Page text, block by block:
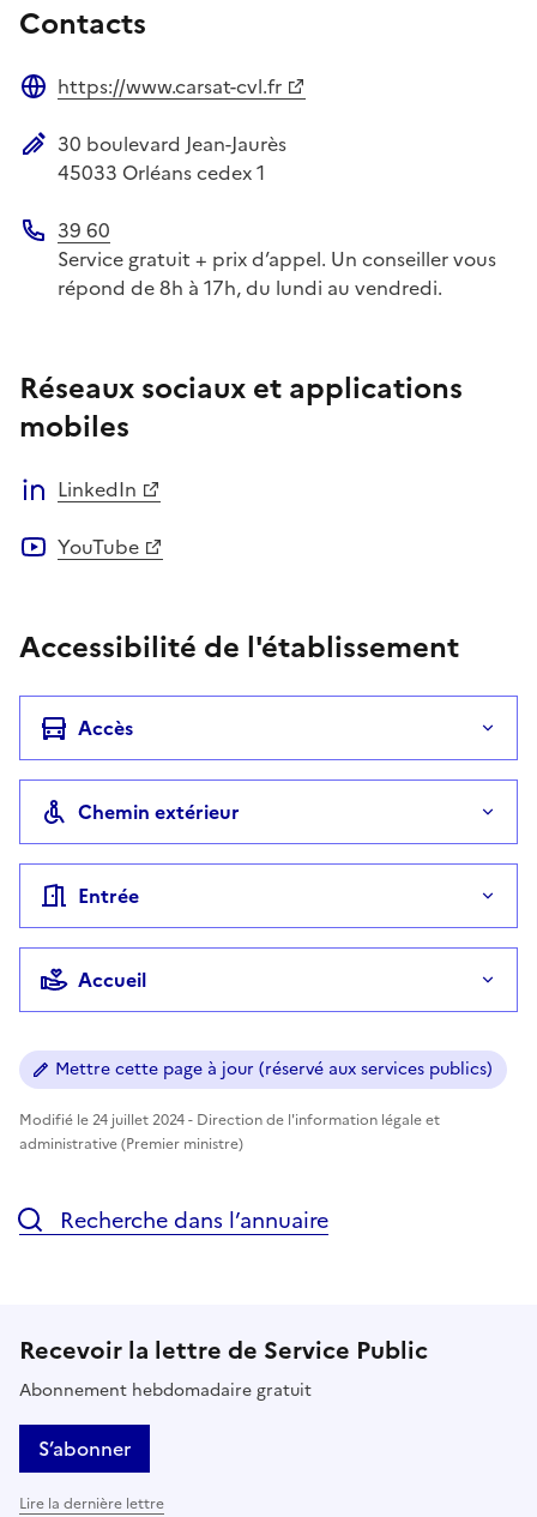
Contacts
https://www.carsat-cvl.fr
Adresse postale
30 boulevard Jean-Jaurès
45033 Orléans cedex 1
Téléphone
39 60
Service gratuit + prix d’appel. Un conseiller vous
répond de 8h à 17h, du lundi au vendredi.
Réseaux sociaux et applications
mobiles
LinkedIn
YouTube
Accessibilité de l'établissement
Accès
Chemin extérieur
Entrée
Accueil
Mettre cette page à jour (réservé aux services publics)
Modifié le 24 juillet 2024 - Direction de l'information légale et
administrative (Premier ministre)
Recherche dans l’annuaire
Recevoir la lettre de Service Public
Abonnement hebdomadaire gratuit
S’abonner
Lire la dernière lettre